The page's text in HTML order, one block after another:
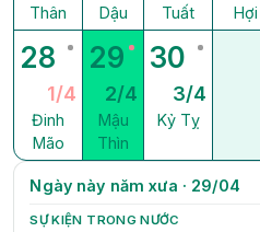
Thân
Dậu
Tuất
Hợi
28
1/4
Đinh
Mão
29
2/4
Mậu
Thìn
30
3/4
Kỷ Tỵ
Ngày này năm xưa · 29/04
SỰ KIỆN TRONG NƯỚC